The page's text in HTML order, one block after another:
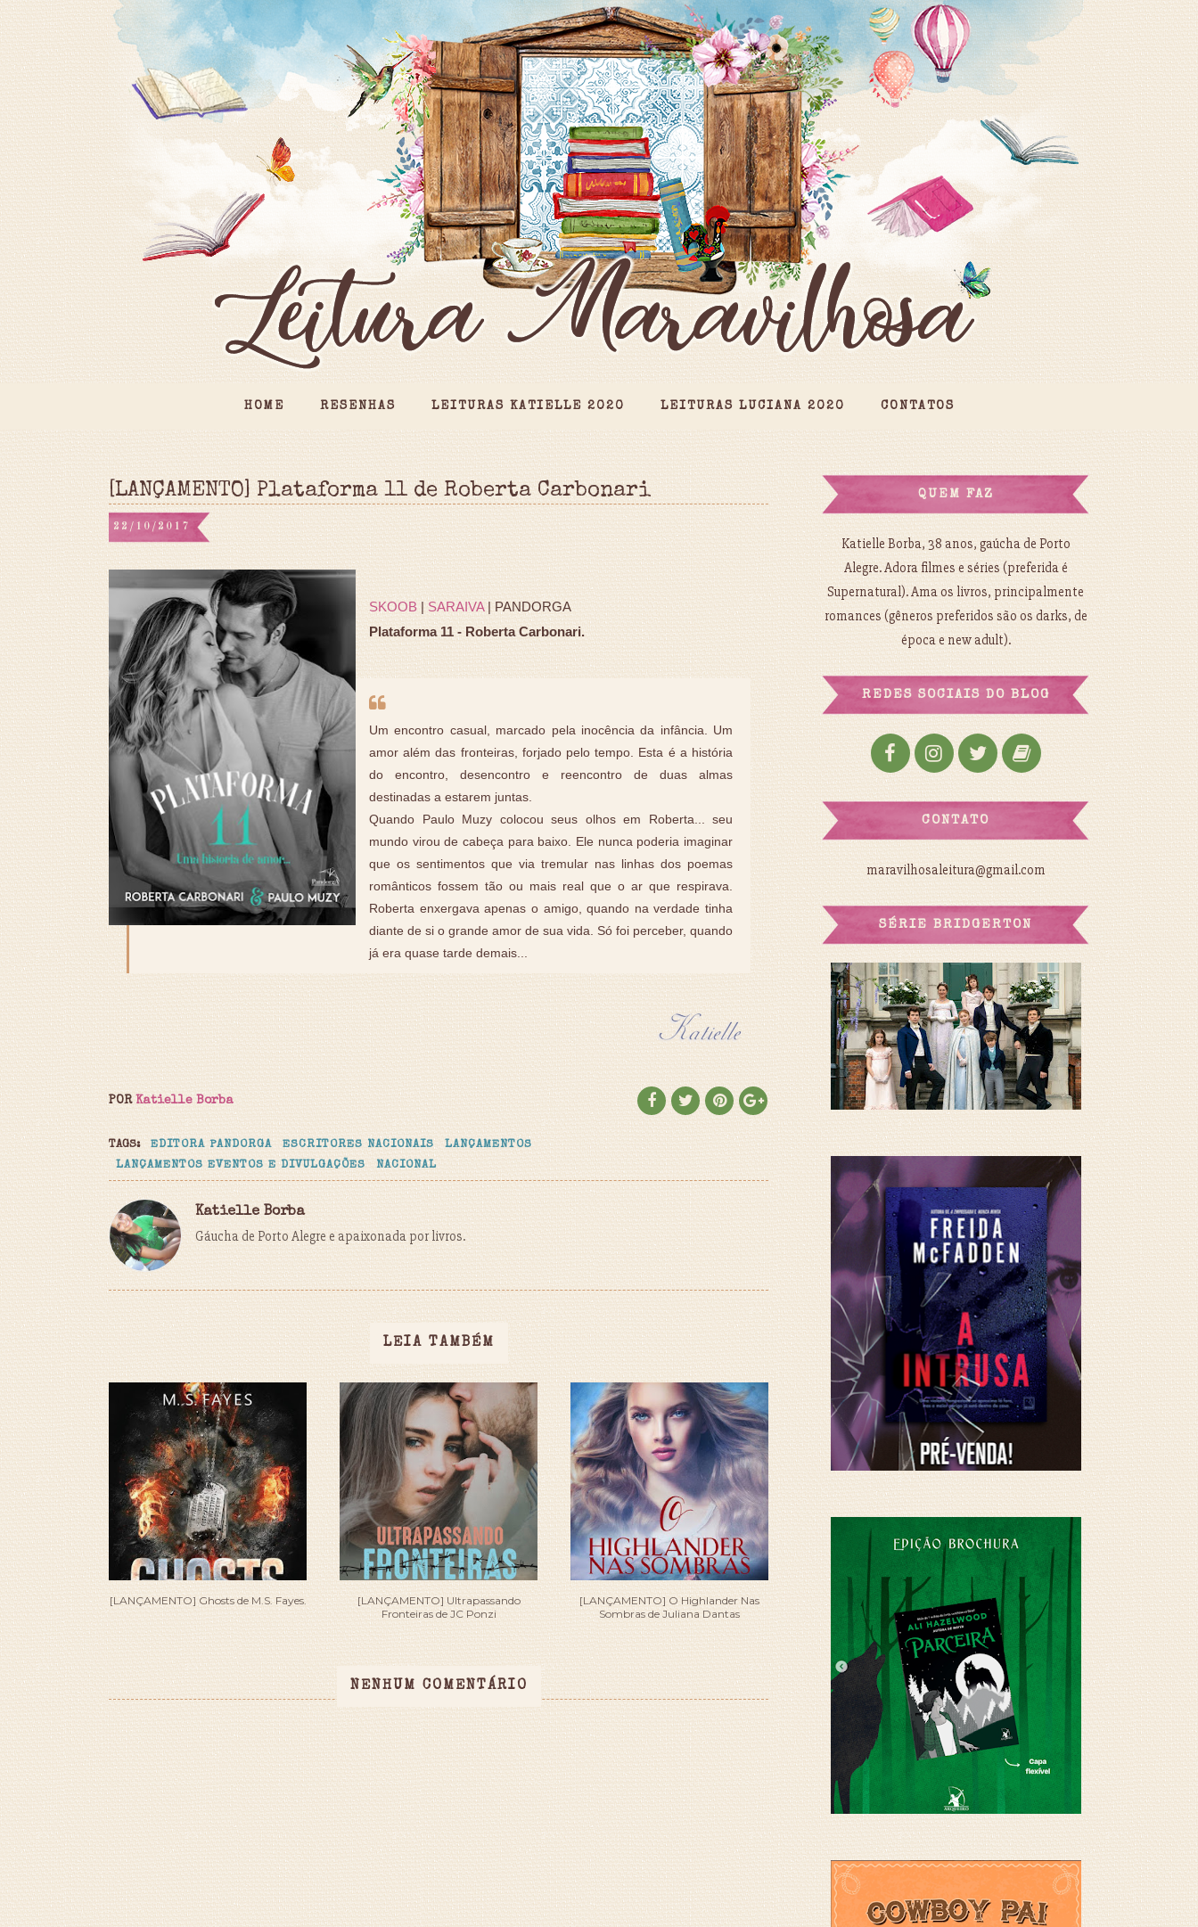
HOME RESENHAS LEITURAS KATIELLE 2020 LEITURAS LUCIANA 2020 CONTATOS
[LANÇAMENTO] Plataforma 11 de Roberta Carbonari
22/10/2017
SKOOB| SARAIVA| PANDORGA
Plataforma 11 - Roberta Carbonari.
Um encontro casual, marcado pela inocência da infância. Um
amor além das fronteiras, forjado pelo tempo. Esta é a história
do encontro, desencontro e reencontro de duas almas
destinadas a estarem juntas.
Quando Paulo Muzy colocou seus olhos em Roberta... seu
mundo virou de cabeça para baixo. Ele nunca poderia imaginar
que os sentimentos que via tremular nas linhas dos poemas
românticos fossem tão ou mais real que o ar que respirava.
Roberta enxergava apenas o amigo, quando na verdade tinha
diante de si o grande amor de sua vida. Só foi perceber, quando
já era quase tarde demais...
POR Katielle Borba
TAGS: EDITORA PANDORGA ESCRITORES NACIONAIS
LANÇAMENTOS
LANÇAMENTOS EVENTOS E DIVULGAÇÕES
NACIONAL
Katielle Borba
Gáucha de Porto Alegre e apaixonada por livros.
LEIA TAMBÉM
[LANÇAMENTO] Ghosts de M.S. Fayes.
[LANÇAMENTO] Ultrapassando
Fronteiras de JC Ponzi
[LANÇAMENTO] O Highlander Nas
Sombras de Juliana Dantas
NENHUM COMENTÁRIO
QUEM FAZ
Katielle Borba, 38 anos, gaúcha de Porto
Alegre. Adora filmes e séries (preferida é
Supernatural). Ama os livros, principalmente
romances (gêneros preferidos são os darks, de
época e new adult).
REDES SOCIAIS DO BLOG
CONTATO
maravilhosaleitura@gmail.com
SÉRIE BRIDGERTON